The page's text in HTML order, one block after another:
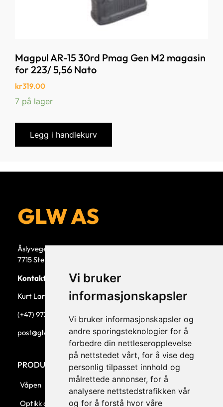
Vi bruker
informasjonskapsler
Vi bruker informasjonskapsler og
andre sporingsteknologier for å
forbedre din nettleseropplevelse
på nettstedet vårt, for å vise deg
personlig tilpasset innhold og
målrettede annonser, for å
analysere nettstedstrafikken vår
og for å forstå hvor våre
Magpul AR-15 30rd Pmag Gen M2 magasin
for 223/ 5,56 Nato
kr319.00
7 på lager
Legg i handlekurv
Åslyvegen 5b
7715 Steinkjer
Kontaktperson
Kurt Larsen, daglig leder.
(+47) 973 33 332
post@glw.no
PRODUKTKATEGORIER
Våpen
Optikk og montasjer